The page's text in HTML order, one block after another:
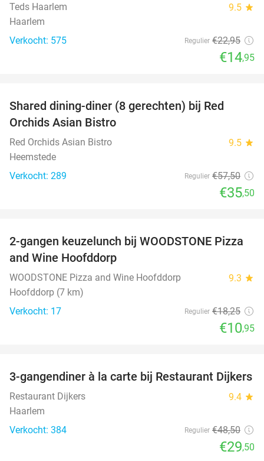
Teds Haarlem 9.5 star
Haarlem
Verkocht: 575
Regulier €22,95
€14,95
Shared dining-diner (8 gerechten) bij Red
Orchids Asian Bistro
Red Orchids Asian Bistro 9.5 star
Heemstede
Verkocht: 289
Regulier €57,50
€35,50
40%
2-gangen keuzelunch bij WOODSTONE Pizza
and Wine Hoofddorp
WOODSTONE Pizza and Wine Hoofddorp 9.3 star
Hoofddorp (7 km)
Verkocht: 17
Regulier €18,25
€10,95
39%
3-gangendiner à la carte bij Restaurant Dijkers
Restaurant Dijkers 9.4 star
Haarlem
Verkocht: 384
Regulier €48,50
€29,50